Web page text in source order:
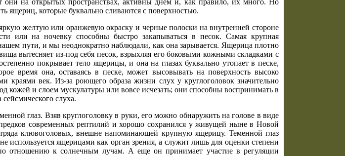
они на открытых пространствах, активны днем и, как правило, их много. Но
ящериц, которые буквально сливаются с поверхностью.
желтую или оранжевую окраску и черные полоски на внутренней стороне
или на ночевку способны быстро закапываться в песок. Самая крупная
пути, и мы неоднократно наблюдали, как она зарывается. Ящерица плотно
вытесняет из-под себя песок, взрыхляя его боковыми кожными складками с
покрывает тело ящерицы, и она на глазах буквально утопает в песке,
время она, оставаясь в песке, может высовывать на поверхность высоко
краями век. Из-за роющего образа жизни слух у круглоголовок значительно
кожей и слоем мускулатуры или вовсе исчезать; они способны воспринимать в
слуха.
глаз. Взяв круглоголовку в руки, его можно обнаружить на голове в виде
современных рептилий и хорошо сохранился у живущей ныне в Новой
клювоголовых, внешне напоминающей крупную ящерицу. Теменной глаз
используется ящерицами как орган зрения, а служит лишь для оценки степени
отношению к солнечным лучам. А еще он принимает участие в регуляции